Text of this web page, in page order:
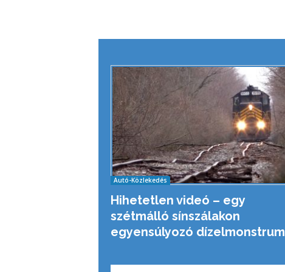
Autó-Közlekedés
Hihetetlen videó – egy
szétmálló sínszálakon
egyensúlyozó dízelmonstrum